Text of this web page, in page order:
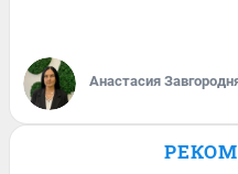
Анастасия